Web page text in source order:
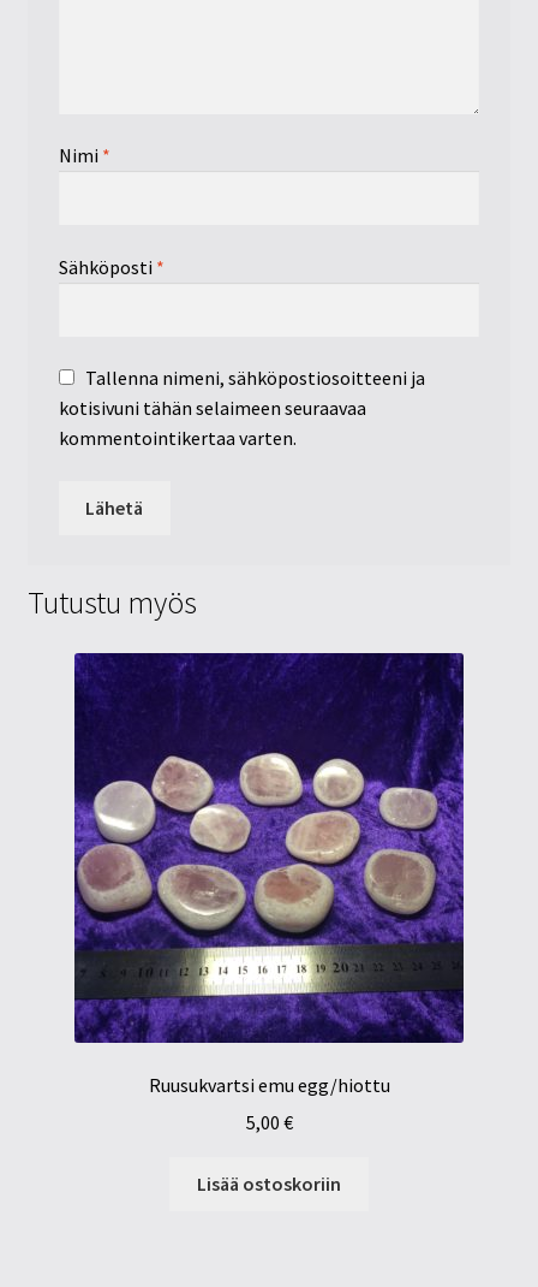
Nimi *
Sähköposti *
Tallenna nimeni, sähköpostiosoitteeni ja
kotisivuni tähän selaimeen seuraavaa
kommentointikertaa varten.
Tutustu myös
Ruusukvartsi emu egg/hiottu
5,00 €
Lisää ostoskoriin